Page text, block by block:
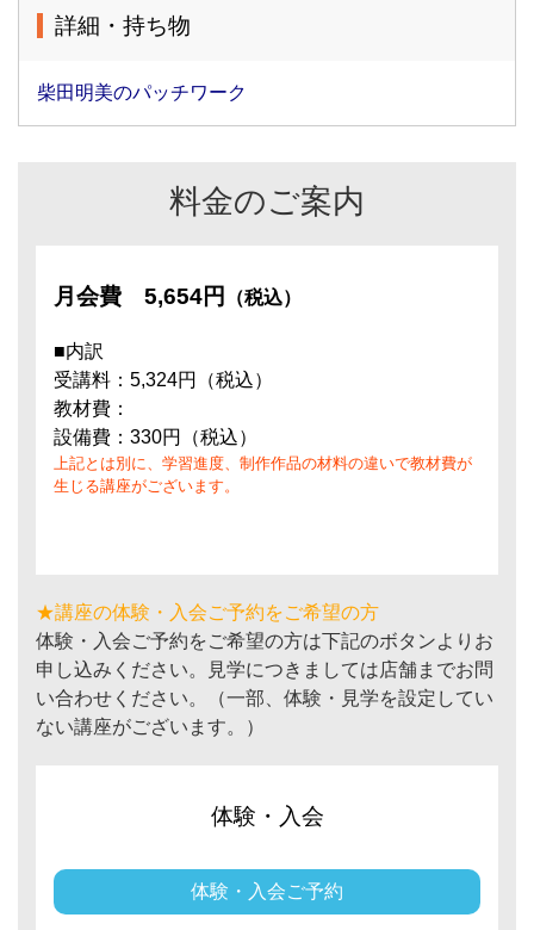
詳細・持ち物
柴田明美のパッチワーク
料金のご案内
月会費 5,654円 （税込）
■内訳
受講料：5,324円（税込）
教材費：
設備費：330円（税込）
上記とは別に、学習進度、制作作品の材料の違いで教材費が
生じる講座がございます。
★講座の体験・入会ご予約をご希望の方
体験・入会ご予約をご希望の方は下記のボタンよりお
申し込みください。見学につきましては店舗までお問
い合わせください。（一部、体験・見学を設定してい
ない講座がございます。）
体験・入会
体験・入会ご予約